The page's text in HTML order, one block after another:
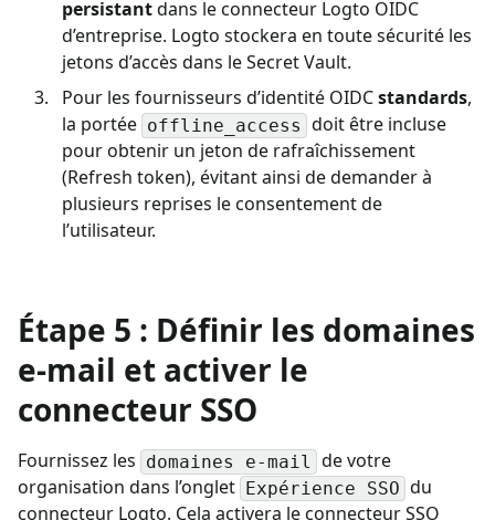
persistantdans le connecteur Logto OIDC
d’entreprise. Logto stockera en toute sécurité les
jetons d’accès dans le Secret Vault.
Pour les fournisseurs d’identité OIDCstandards,
la portée offline_access doit être incluse
pour obtenir un jeton de rafraîchissement
(Refresh token), évitant ainsi de demander à
plusieurs reprises le consentement de
l’utilisateur.
Étape 5 : Définir les domaines
e-mail et activer le
connecteur SSO
Fournissez les domaines e-mail
de votre
organisation dans l’onglet Expérience SSO du
connecteur Logto. Cela activera le connecteur SSO